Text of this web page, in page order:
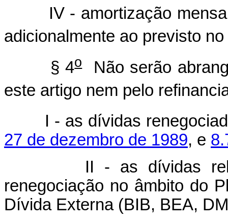
IV - amortização
adicionalmente ao previsto no
§ 4oNão serão
este artigo nem pelo
I - as dívidas
27 de dezembro de 1989, e
II - as dívidas
renegociação no âmbito do
Dívida Externa (BIB, BEA,